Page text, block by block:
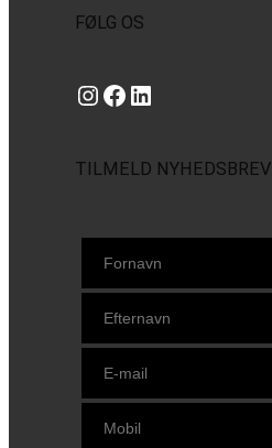
FØLG OS
Instagram https://www.facebook.com/danishbeachvolleytour LinkedIn
TILMELD NYHEDSBREV